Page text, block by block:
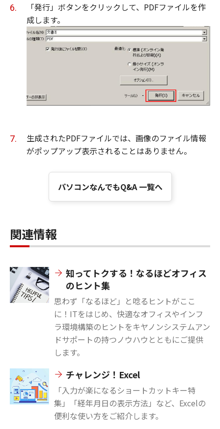
「発行」ボタンをクリックして、PDFファイルを作
成します。
生成されたPDFファイルでは、画像のファイル情報
がポップアップ表示されることはありません。
パソコンなんでもQ&A 一覧へ
関連情報
知ってトクする！なるほどオフィス
のヒント集
思わず「なるほど」と唸るヒントがここ
に！ITをはじめ、快適なオフィスやインフ
ラ環境構築のヒントをキヤノンシステムアン
ドサポートの持つノウハウとともにご提供
します。
チャレンジ！Excel
「入力が楽になるショートカットキー特
集」「経年月日の表示方法」など、Excelの
便利な使い方をご紹介します。